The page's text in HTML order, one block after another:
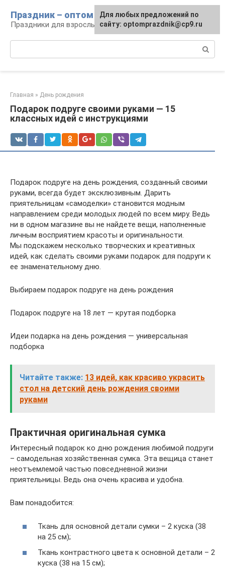
контенту
Праздник – оптом
Праздники для взрослых и детей
Главная » День рождения
Подарок подруге своими руками — 15
классных идей с инструкциями
Подарок подруге на день рождения, созданный своими
руками, всегда будет эксклюзивным. Дарить
приятельницам «самоделки» становится модным
направлением среди молодых людей по всем миру. Ведь
ни в одном магазине вы не найдете вещи, наполненные
личным восприятием красоты и оригинальности.
Мы подскажем несколько творческих и креативных
идей, как сделать своими руками подарок для подруги к
ее знаменательному дню.
Выбираем подарок подруге на день рождения
Подарок подруге на 18 лет — крутая подборка
Идеи подарка на день рождения — универсальная
подборка
Читайте также: 13 идей, как красиво украсить
стол на детский день рождения своими
руками
Практичная оригинальная сумка
Интересный подарок ко дню рождения любимой подруги
– самодельная хозяйственная сумка. Эта вещица станет
неотъемлемой частью повседневной жизни
приятельницы. Ведь она очень красива и удобна.
Вам понадобится:
Ткань для основной детали сумки – 2 куска (38
на 25 см);
Ткань контрастного цвета к основной детали – 2
куска (38 на 15 см);
Для любых предложений по
сайту: optomprazdnik@cp9.ru